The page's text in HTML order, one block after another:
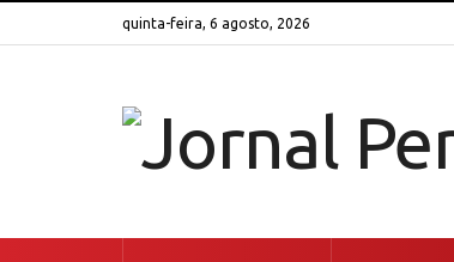
quinta-feira, 6 agosto, 2026